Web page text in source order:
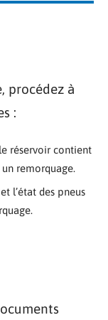
procédez à
:
réservoir contient
remorquage.
l’état des pneus